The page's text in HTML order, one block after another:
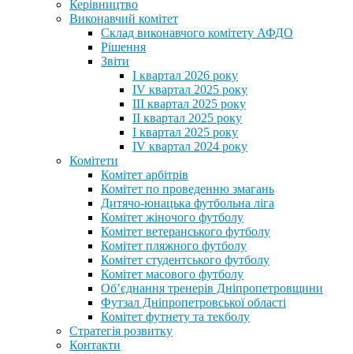
Керівництво
Виконавчий комітет
Склад виконавчого комітету АФДО
Рішення
Звіти
I квартал 2026 року
IV квартал 2025 року
III квартал 2025 року
II квартал 2025 року
I квартал 2025 року
IV квартал 2024 року
Комітети
Комітет арбітрів
Комітет по проведенню змагань
Дитячо-юнацька футбольна ліга
Комітет жіночого футболу
Комітет ветеранського футболу
Комітет пляжного футболу
Комітет студентського футболу
Комітет масового футболу
Обʼєднання тренерів Дніпропетровщини
Футзал Дніпропетровської області
Комітет футнету та текболу
Стратегія розвитку
Контакти